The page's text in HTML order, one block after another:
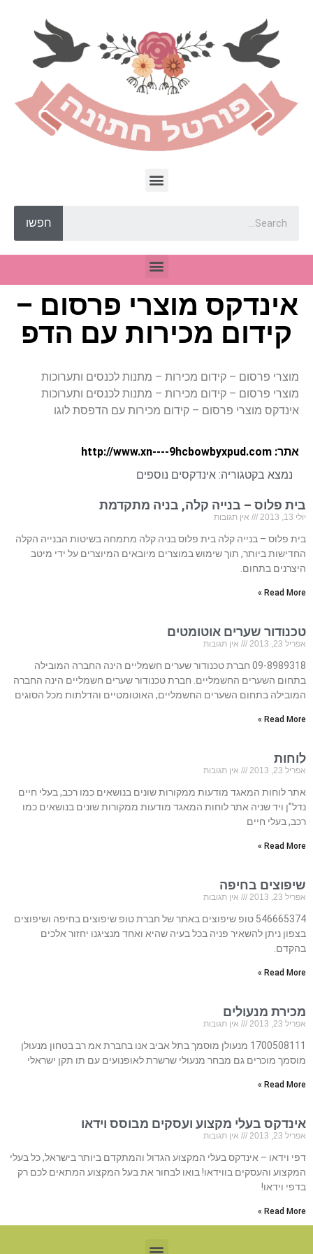
חפשו
אינדקס מוצרי פרסום –
קידום מכירות עם הדפ
מוצרי פרסום – קידום מכירות – מתנות לכנסים ותערוכות
מוצרי פרסום – קידום מכירות – מתנות לכנסים ותערוכות
אינדקס מוצרי פרסום – קידום מכירות עם הדפסת לוגו
אתר: http://www.xn----9hcbowbyxpud.com
נמצא בקטגוריה: אינדקסים נוספים
בית פלוס – בנייה קלה, בניה מתקדמת
יולי 13, 2013 אין תגובות
בית פלוס – בנייה קלה בית פלוס בניה קלה מתמחה בשיטות הבנייה הקלה
החדישות ביותר, תוך שימוש במוצרים מיובאים המיוצרים על ידי מיטב
היצרנים בתחום.
Read More »
טכנודור שערים אוטומטים
אפריל 23, 2013 אין תגובות
09-8989318 חברת טכנודור שערים חשמליים הינה החברה המובילה
בתחום השערים החשמליים. חברת טכנודור שערים חשמליים הינה החברה
המובילה בתחום השערים החשמליים, האוטומטיים והדלתות מכל הסוגים
Read More »
לוחות
אפריל 23, 2013 אין תגובות
אתר לוחות המאגד מודעות ממקורות שונים בנושאים כמו רכב, בעלי חיים
נדל”ן ויד שניה אתר לוחות המאגד מודעות ממקורות שונים בנושאים כמו
רכב, בעלי חיים
Read More »
שיפוצים בחיפה
אפריל 23, 2013 אין תגובות
546665374 טופ שיפוצים באתר של חברת טופ שיפוצים בחיפה ושיפוצים
בצפון ניתן להשאיר פניה בכל בעיה שהיא ואחד מנציגנו יחזור אלכים
בהקדם.
Read More »
מכירת מנעולים
אפריל 23, 2013 אין תגובות
1700508111 מנעולן מוסמך בתל אביב אנו בחברת אמ רב בטחון מנעולן
מוסמך מוכרים גם מבחר מנעולי שרשרת לאופנועים עם תו תקן ישראלי
Read More »
אינדקס בעלי מקצוע ועסקים מבוסס וידאו
אפריל 23, 2013 אין תגובות
דפי וידאו – אינדקס בעלי המקצוע הגדול והמתקדם ביותר בישראל, כל בעלי
המקצוע והעסקים בווידאו! בואו לבחור את בעל המקצוע המתאים לכם רק
בדפי וידאו!
Read More »